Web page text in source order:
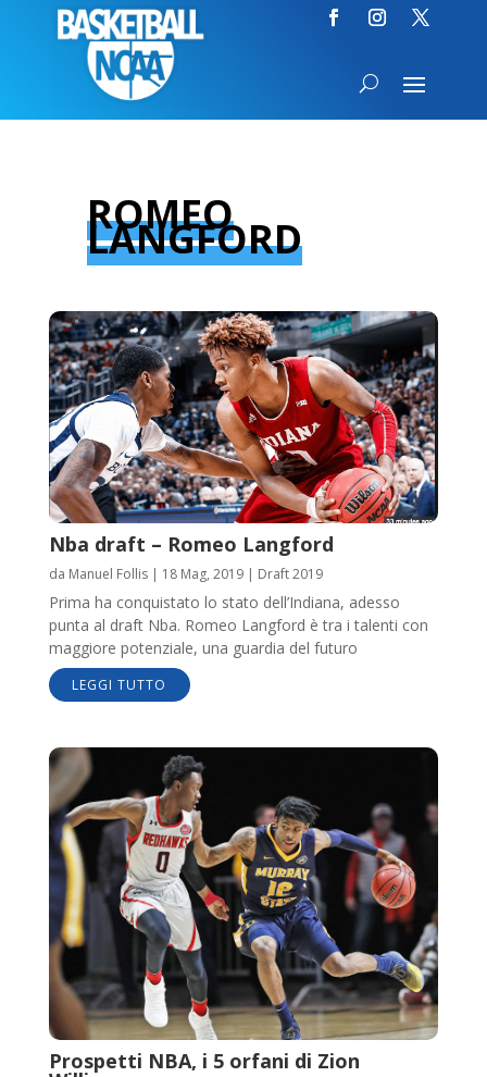
ROMEO
LANGFORD
Nba draft – Romeo Langford
da Manuel Follis| 18 Mag, 2019| Draft 2019
Prima ha conquistato lo stato dell’Indiana, adesso
punta al draft Nba. Romeo Langford è tra i talenti con
maggiore potenziale, una guardia del futuro
LEGGI TUTTO
Prospetti NBA, i 5 orfani di Zion